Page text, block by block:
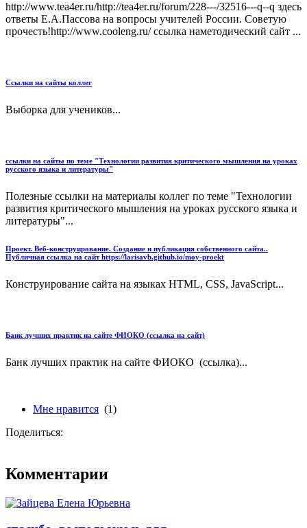
http://www.tea4er.ru/http://tea4er.ru/forum/228---/32516---q--q здесь
ответы Е.А.Пассова на вопросы учителей России. Советую
прочесть!http://www.cooleng.ru/ ссылка наметодический сайт ...
Ссылки на сайты коллег
Выборка для учеников...
ссылки на сайты по теме "Технологии развития критического мышления на уроках
русского языка и литературы"
Полезные ссылки на материалы коллег по теме "Технологии
развития критического мышления на уроках русского языка и
литературы"...
Проект. Веб-конструирование. Создание и публикация собственного сайта..
Публичная ссылка на сайт https://larisavb.github.io/moy-proekt
Конструирование сайта на языках HTML, CSS, JavaScript...
Банк лучших практик на сайте ФИОКО (ссылка на сайт)
Банк лучших практик на сайте ФИОКО (ссылка)...
Мне нравится (1)
Поделиться:
Комментарии